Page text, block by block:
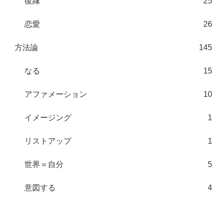
恋愛 26
方法論 145
なる 15
アファメーション 10
イメージング 1
リストアップ 1
世界＝自分 5
意図する 4